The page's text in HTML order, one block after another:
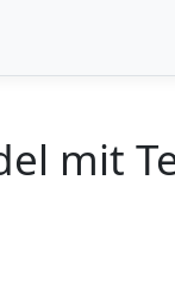
mit